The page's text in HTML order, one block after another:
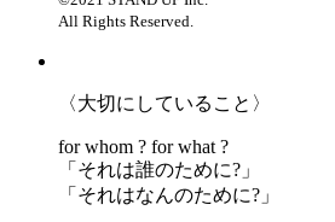
All Rights Reserved.
〈大切にしていること〉
for whom ? for what ?
「 それは誰のために?」
「 それはなんのために?」